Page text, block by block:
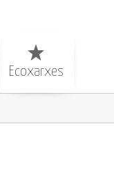
Ecoxarxes